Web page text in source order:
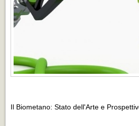
Il Biometano: Stato dell'Arte e